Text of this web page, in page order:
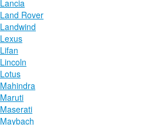
Lancia
Land Rover
Landwind
Lexus
Lifan
Lincoln
Lotus
Mahindra
Maruti
Maserati
Maybach